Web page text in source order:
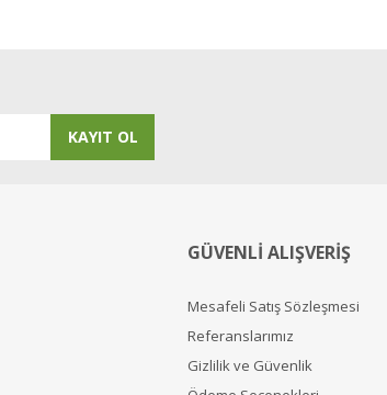
KAYIT OL
GÜVENLİ ALIŞVERİŞ
Mesafeli Satış Sözleşmesi
Referanslarımız
Gizlilik ve Güvenlik